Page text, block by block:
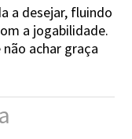
a desejar, fluindo
a jogabilidade.
achar graça